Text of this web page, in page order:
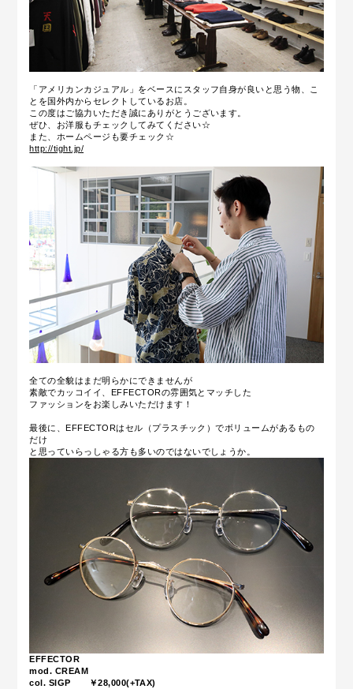
「アメリカンカジュアル」をベースにスタッフ自身が良いと思う物、こ
とを国外内からセレクトしているお店。
この度はご協力いただき誠にありがとうございます。
ぜひ、お洋服もチェックしてみてください☆
また、ホームページも要チェック☆
http://tight.jp/
全ての全貌はまだ明らかにできませんが
素敵でカッコイイ、EFFECTORの雰囲気とマッチした
ファッションをお楽しみいただけます！
最後に、EFFECTORはセル（プラスチック）でボリュームがあるもの
だけ
と思っていらっしゃる方も多いのではないでしょうか。
EFFECTOR
mod. CREAM
col. SIGP ￥28,000(+TAX)